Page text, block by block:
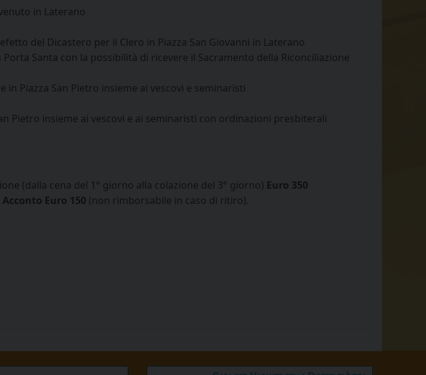
in Laterano
del Dicastero per il Clero in Piazza San Giovanni in Laterano
Porta Santa con la possibilità di ricevere il Sacramento della Riconciliazione
in Piazza San Pietro insieme ai vescovi e seminaristi
Pietro insieme ai vescovi e ai seminaristi con ordinazioni presbiterali
(dalla cena del 1° giorno alla colazione del 3° giorno) Euro 350
Acconto Euro 150 (non rimborsabile in caso di ritiro).